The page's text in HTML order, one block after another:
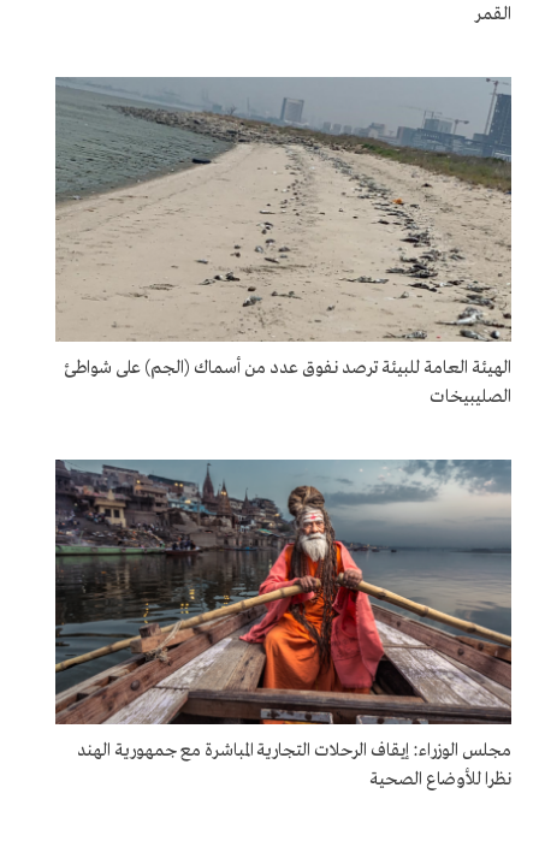
القمر
الهيئة العامة للبيئة ترصد نفوق عدد من أسماك (الجم) على شواطئ
الصليبيخات
مجلس الوزراء: إيقاف الرحلات التجارية المباشرة مع جمهورية الهند
نظرا للأوضاع الصحية